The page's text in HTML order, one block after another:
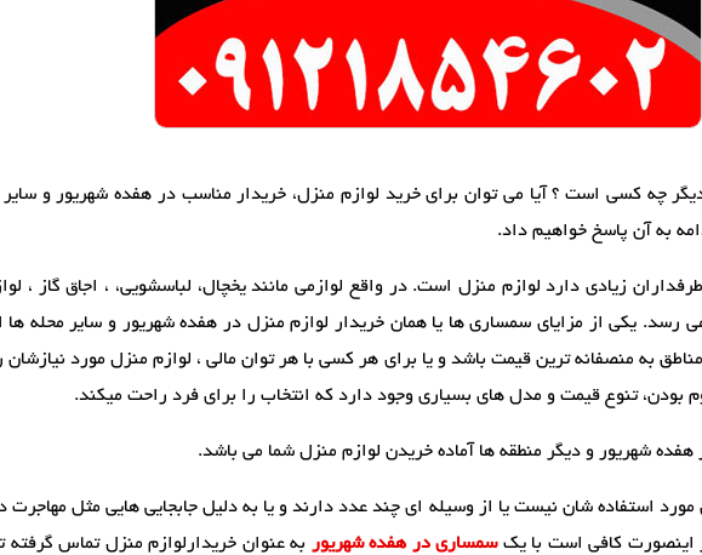
چه کسی است ؟ آیا می توان برای خرید لوازم منزل، خریدار مناسب در هفده شهریور و
به آن پاسخ خواهیم داد.
زیادی دارد لوازم منزل است. در واقع لوازمی مانند یخچال، لباسشویی، ، اجاق گاز ،
یکی از مزایای سمساری ها یا همان خریدار لوازم منزل در هفده شهریور و سایر محله ها
به منصفانه ترین قیمت باشد و یا برای هر کسی با هر توان مالی ، لوازم منزل مورد نیازشان
بودن، تنوع قیمت و مدل های بسیاری وجود دارد که انتخاب را برای فرد راحت میکند.
شهریور و دیگر منطقه ها آماده خریدن لوازم منزل شما می باشد.
استفاده شان نیست یا از وسیله ای چند عدد دارند و یا به دلیل جابجایی هایی مثل مهاجرت
اینصورت کافی است با یکسمساری در هفده شهریور
به عنوان خریدارلوازم منزل تماس گرفته